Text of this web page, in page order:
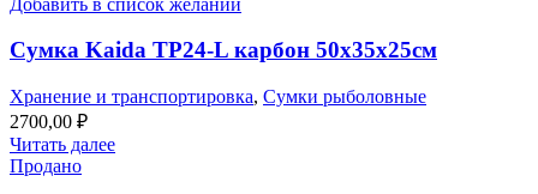
Сумка Kaida TP24-L карбон 50x35x25см
Хранение и транспортировка, Сумки рыболовные
2700,00 ₽
Читать далее
Продано